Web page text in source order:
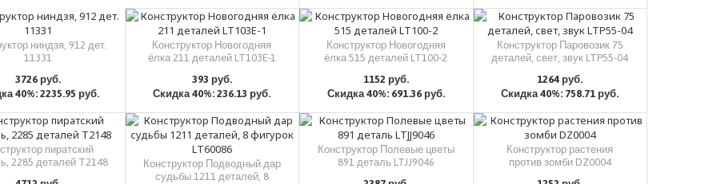
ниндзя, 912 дет.
11331
3726 руб.
40%: 2235.95 руб.
КУПИТЬ
Конструктор Новогодняя
ёлка 211 деталей LT103E-1
393 руб.
Скидка 40%: 236.13 руб.
КУПИТЬ
Конструктор Новогодняя
ёлка 515 деталей LT100-2
1152 руб.
Скидка 40%: 691.36 руб.
КУПИТЬ
Конструктор Паровозик 75
деталей, свет, звук LTP55-04
1264 руб.
Скидка 40%: 758.71 руб.
КУПИТЬ
пиратский
2285 деталей T2148
Конструктор Подводный дар
судьбы 1211 деталей, 8
Конструктор Полевые цветы
891 деталь LTJJ9046
Конструктор растения
против зомби DZ0004